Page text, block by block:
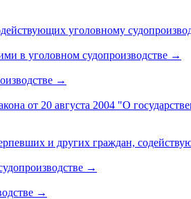
уголовному
в уголовном судопроизводстве →
→
от 20 августа 2004 "О
и других граждан,
→
→